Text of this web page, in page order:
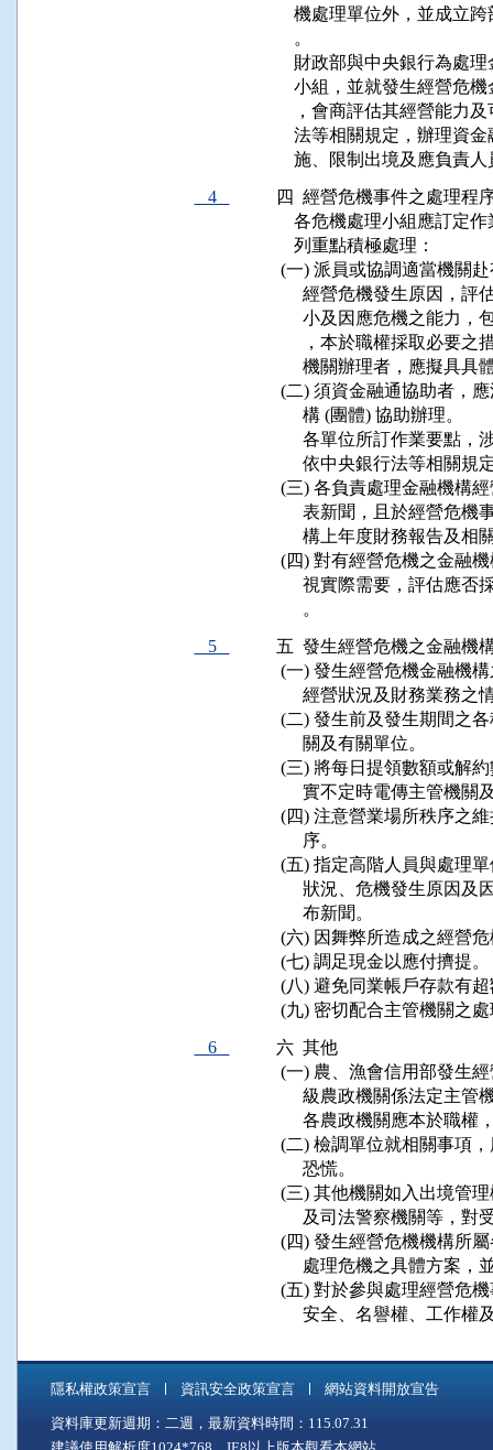
機處理單位外，並成立
    。
財政部與中央銀行為處
小組，並就發生經營危
，會商評估其經營能力
法等相關規定，辦理資
4
四  經營危機事件之處理程
各危機處理小組應訂定
    列重點積極處理：
(一) 派員或協調適當機關
經營危機發生原因，
小及因應危機之能力
，本於職權採取必要
機關辦理者，應擬具
(二) 須資金融通協助者，
      構 (團體) 協助辦理。
各單位所訂作業要點
依中央銀行法等相關規
(三) 各負責處理金融機構
表新聞，且於經營危
構上年度財務報告及
(四) 對有經營危機之金融
視實際需要，評估應
5
五  發生經營危機之金融機
(一) 發生經營危機金融機
經營狀況及財務業務
(二) 發生前及發生期間之
      關及有關單位。
(三) 將每日提領數額或解
實不定時電傳主管機關
(四) 注意營業場所秩序之
      序。
(五) 指定高階人員與處理
狀況、危機發生原因
      布新聞。
(六) 因舞弊所造成之經營
(七) 調足現金以應付擠提。
(八) 避免同業帳戶存款有
6
六  其他
(一) 農、漁會信用部發生
級農政機關係法定主
各農政機關應本於職
(二) 檢調單位就相關事項
      恐慌。
(三) 其他機關如入出境管
及司法警察機關等，
(四) 發生經營危機機構所
處理危機之具體方案
(五) 對於參與處理經營危
隱私權政策宣言 資訊安全政策宣言 網站資料開放宣告
資料庫更新週期：二週，最新資料時間：115.07.31